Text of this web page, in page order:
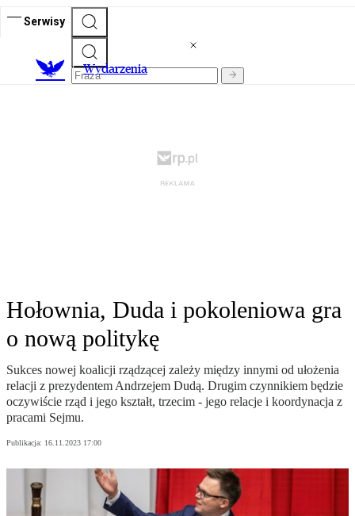
Serwisy
Wydarzenia
Hołownia, Duda i pokoleniowa gra
o nową politykę
Sukces nowej koalicji rządzącej zależy między innymi od ułożenia
relacji z prezydentem Andrzejem Dudą. Drugim czynnikiem będzie
oczywiście rząd i jego kształt, trzecim - jego relacje i koordynacja z
pracami Sejmu.
Publikacja: 16.11.2023 17:00